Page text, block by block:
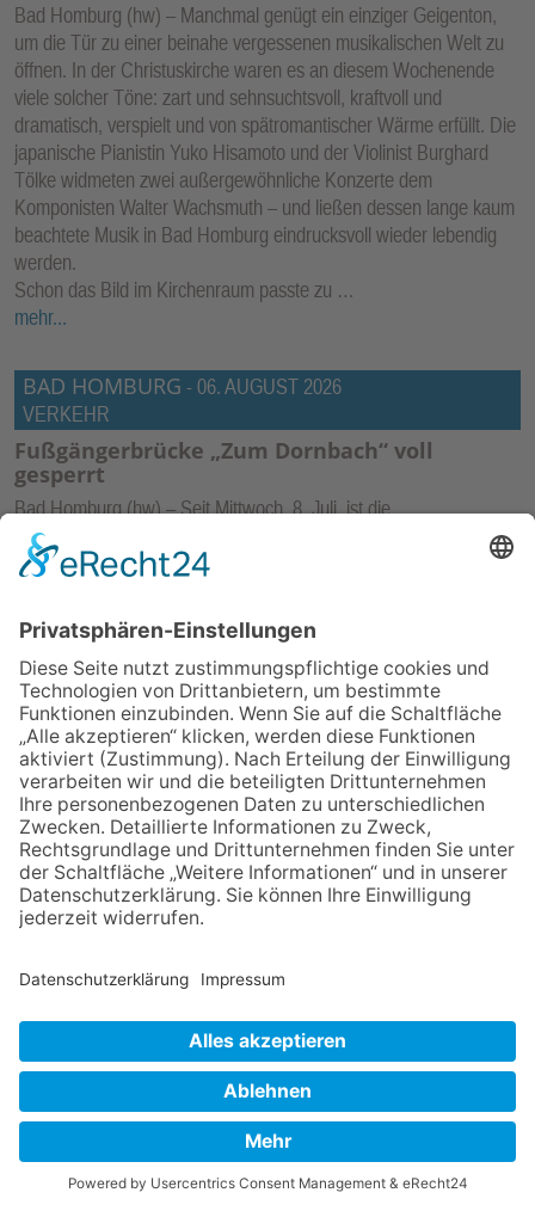
Bad Homburg (hw) – Manchmal genügt ein einziger Geigenton,
um die Tür zu einer beinahe vergessenen musikalischen Welt zu
öffnen. In der Christuskirche waren es an diesem Wochenende
viele solcher Töne: zart und sehnsuchtsvoll, kraftvoll und
dramatisch, verspielt und von spätromantischer Wärme erfüllt. Die
japanische Pianistin Yuko Hisamoto und der Violinist Burghard
Tölke widmeten zwei außergewöhnliche Konzerte dem
Komponisten Walter Wachsmuth – und ließen dessen lange kaum
beachtete Musik in Bad Homburg eindrucksvoll wieder lebendig
werden.
Schon das Bild im Kirchenraum passte zu …
mehr...
BAD HOMBURG - 06. AUGUST 2026
VERKEHR
Fußgängerbrücke „Zum Dornbach“ voll
gesperrt
Bad Homburg (hw) – Seit Mittwoch, 8. Juli, ist die
Fußgängerbrücke in der Straße Zum Dornbach voll gesperrt. Der
Grund sind Suchschürfungen im Zuge der Verlängerung der U-
Straße Am alten Bach ausgewiesen. Die Sperrung dauert noch
bis voraussichtlich 25. September an.
mehr...
BAD HOMBURG -06. AUGUST 2026
KULTUR
Jugendchor Hochtaunus präsentiert sein
neues Programm „Changes“
Bad Homburg (hw) – In seinem diesjährigen Konzertprogramm